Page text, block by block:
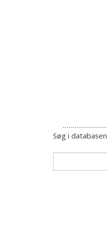
Søg i databasen